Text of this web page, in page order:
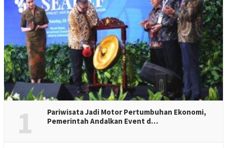
1
Pariwisata Jadi Motor Pertumbuhan Ekonomi,
Pemerintah Andalkan Event d…